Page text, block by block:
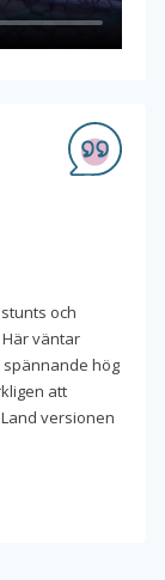
och
väntar
hög
att
versionen